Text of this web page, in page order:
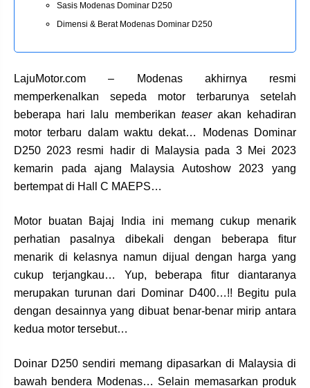
Sasis Modenas Dominar D250
Dimensi & Berat Modenas Dominar D250
LajuMotor.com – Modenas akhirnya resmi
memperkenalkan sepeda motor terbarunya setelah
beberapa hari lalu memberikan teaserakan kehadiran
motor terbaru dalam waktu dekat… Modenas Dominar
D250 2023 resmi hadir di Malaysia pada 3 Mei 2023
kemarin pada ajang Malaysia Autoshow 2023 yang
bertempat di Hall C MAEPS…
Motor buatan Bajaj India ini memang cukup menarik
perhatian pasalnya dibekali dengan beberapa fitur
menarik di kelasnya namun dijual dengan harga yang
cukup terjangkau… Yup, beberapa fitur diantaranya
merupakan turunan dari Dominar D400…!! Begitu pula
dengan desainnya yang dibuat benar-benar mirip antara
kedua motor tersebut…
Doinar D250 sendiri memang dipasarkan di Malaysia di
bawah bendera Modenas… Selain memasarkan produk